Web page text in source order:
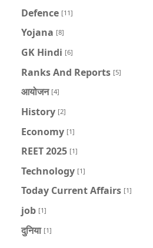
Defence [11]
Yojana [8]
GK Hindi [6]
Ranks And Reports [5]
आयोजन [4]
History [2]
Economy [1]
REET 2025 [1]
Technology [1]
Today Current Affairs [1]
job [1]
दुनिया [1]